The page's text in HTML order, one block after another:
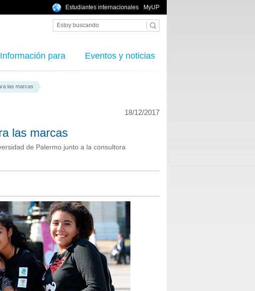
Estudiantes internacionales MyUP
Información para Eventos y noticias
las marcas
18/12/2017
las marcas
de Palermo junto a la consultora